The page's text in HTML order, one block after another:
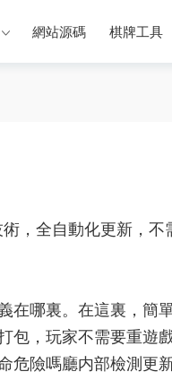
網站源碼 棋牌工具
，全自動化更新，不
哪裏。在這裏， 簡
包， 玩家不需要重遊
危險嗎廳内部檢測更